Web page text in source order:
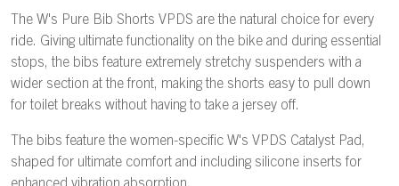
The W's Pure Bib Shorts VPDS are the natural choice for every
ride. Giving ultimate functionality on the bike and during essential
stops, the bibs feature extremely stretchy suspenders with a
wider section at the front, making the shorts easy to pull down
for toilet breaks without having to take a jersey off.
The bibs feature the women-specific W's VPDS Catalyst Pad,
shaped for ultimate comfort and including silicone inserts for